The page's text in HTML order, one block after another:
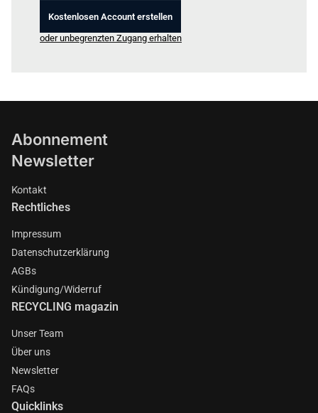
Kostenlosen Account erstellen
oder unbegrenzten Zugang erhalten
Abonnement
Newsletter
Kontakt
Rechtliches
Impressum
Datenschutzerklärung
AGBs
Kündigung/Widerruf
RECYCLING magazin
Unser Team
Über uns
Newsletter
FAQs
Quicklinks